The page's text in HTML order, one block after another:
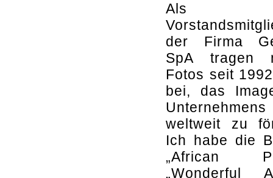
Als
der Firma
SpA tragen
Fotos seit
bei, das
Unternehmens
weltweit zu
Ich habe die
„African
„Wonderful